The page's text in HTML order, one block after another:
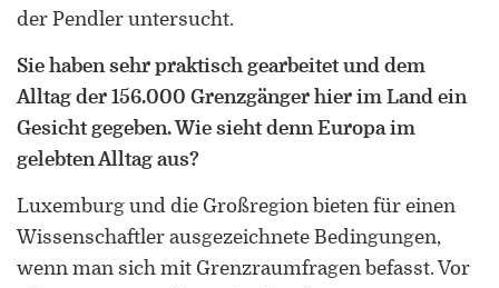
Stv. Leiter des trinationalen Master in
Forschung zu Raum-, Identitäts-,
Praxis-, Grenztheorien und
vergrenzten Lebenswelten
Gründungsmitglied der
Arbeitsgruppen „Cultural Border
Studies” (KWG), „Bordertextures”
(UniGR-CBS) und „LABOR SwissLux“
der Pendler untersucht.
Sie haben sehr praktisch gearbeitet und dem
Alltag der 156.000 Grenzgänger hier im Land ein
Gesicht gegeben. Wie sieht denn Europa im
gelebten Alltag aus?
Luxemburg und die Großregion bieten für einen
Wissenschaftler ausgezeichnete Bedingungen,
wenn man sich mit Grenzraumfragen befasst. Vor